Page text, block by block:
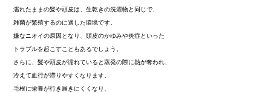
濡れたままの髪や頭皮は、生乾きの洗濯物と同じで、
雑菌が繁殖するのに適した環境です。
嫌なニオイの原因となり、頭皮のかゆみや炎症といった
トラブルを起こすこともあるでしょう。
さらに、髪や頭皮が濡れていると蒸発の際に熱が奪われ、
冷えて血行が滞りやすくなります。
毛根に栄養が行き届きにくくなり、